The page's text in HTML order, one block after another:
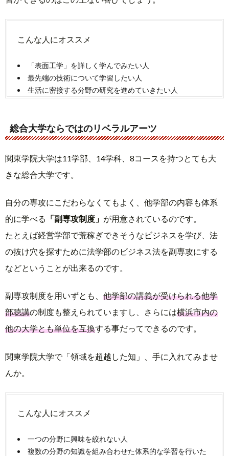
こんな人にオススメ
「表面工学」を詳しく学んでみたい人
最先端の技術について学習したい人
生活に密接する分野の研究を進めていきたい人
総合大学ならではのリベラルアーツ
関東学院大学は11学部、14学科、8コースを持つとても大
きな総合大学です。
自分の専攻にこだわらなくてもよく、他学部の内容も体系
的に学べる 「副専攻制度」 が用意されているのです。
たとえば経営学部で荒稼ぎできそうなビジネスを学び、法
の抜け穴を探すために法学部のビジネス法を副専攻にする
などということが出来るのです。
副専攻制度を用いずとも、 他学部の講義が受けられる他学
部聴講の制度も整えられていますし、さらには横浜市内の
他の大学とも単位を互換する事だってできるのです。
関東学院大学で「領域を超越した知」、手に入れてみませ
んか。
こんな人にオススメ
一つの分野に興味を絞れない人
複数の分野の知識を組み合わせた体系的な学習を行いた